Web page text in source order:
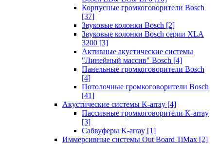
Корпусные громкоговорители Bosch
[37]
Звуковые колонки Bosch [2]
Звуковые колонки Bosch серии XLA
3200 [3]
Активные акустические системы
"Линейный массив" Bosch [4]
Панельные громкоговорители Bosch
[4]
Потолочные громкоговорители Bosch
[41]
Акустические системы K-array [4]
Пассивные громкоговорители K-array
[3]
Сабвуферы K-array [1]
Иммерсивные системы Out Board TiMax [2]